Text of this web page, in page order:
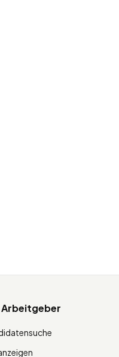
Arbeitgeber